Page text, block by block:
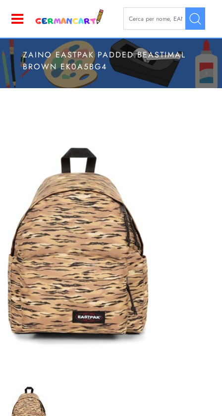
La modifica di un filtro
ZAINO EASTPAK PADDED BEASTIMAL
BROWN EK0A5BG4